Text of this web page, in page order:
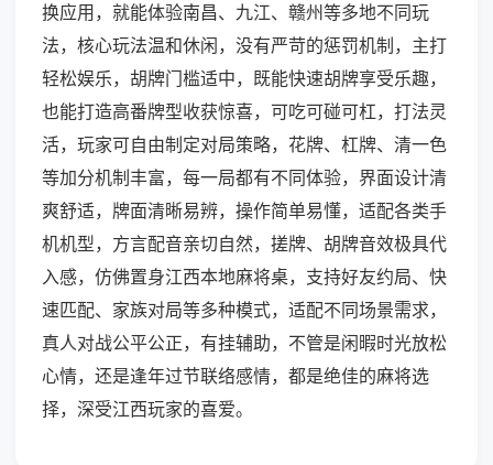
换应用，就能体验南昌、九江、赣州等多地不同玩
法，核心玩法温和休闲，没有严苛的惩罚机制，主打
轻松娱乐，胡牌门槛适中，既能快速胡牌享受乐趣，
也能打造高番牌型收获惊喜，可吃可碰可杠，打法灵
活，玩家可自由制定对局策略，花牌、杠牌、清一色
等加分机制丰富，每一局都有不同体验，界面设计清
爽舒适，牌面清晰易辨，操作简单易懂，适配各类手
机机型，方言配音亲切自然，搓牌、胡牌音效极具代
入感，仿佛置身江西本地麻将桌，支持好友约局、快
速匹配、家族对局等多种模式，适配不同场景需求，
真人对战公平公正，有挂辅助，不管是闲暇时光放松
心情，还是逢年过节联络感情，都是绝佳的麻将选
择，深受江西玩家的喜爱。